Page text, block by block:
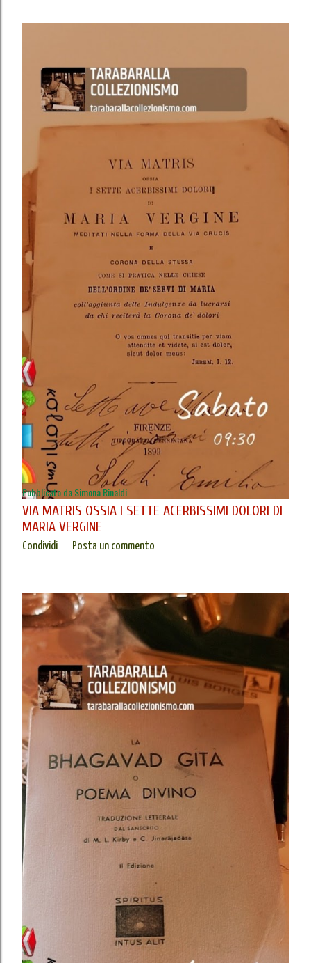
Pubblicato daSimona Rinaldi
VIA MATRIS OSSIA I SETTE ACERBISSIMI DOLORI DI
MARIA VERGINE
Condividi Posta un commento